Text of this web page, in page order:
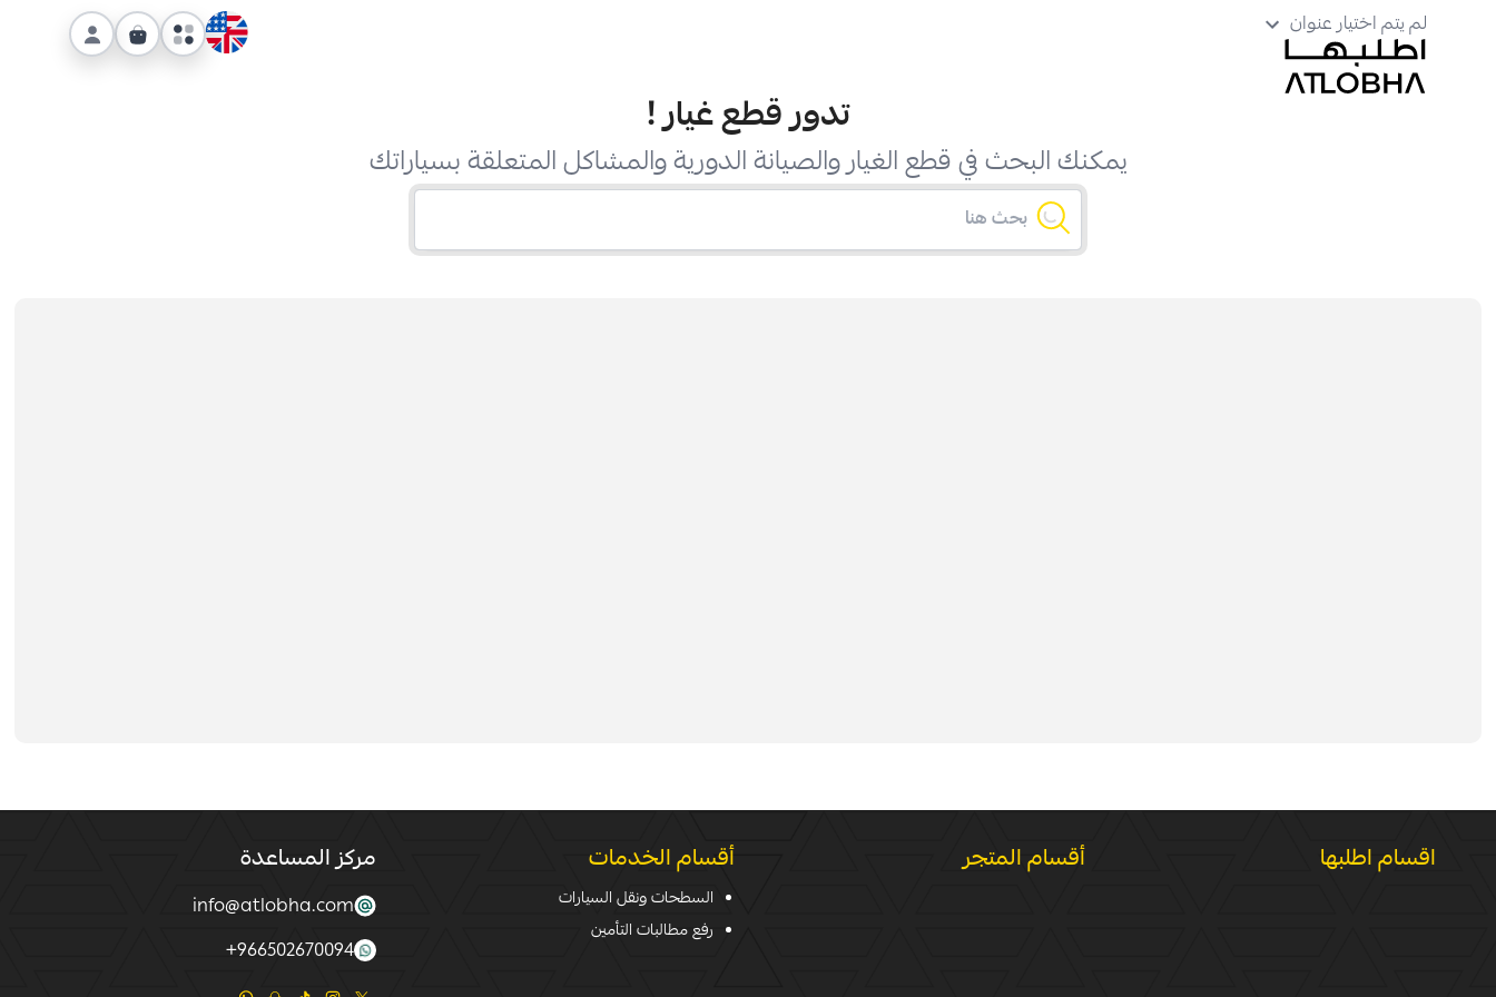
لم يتم اختيار عنوان
تدور قطع غيار!
يمكنك البحث في قطع الغيار والصيانة الدورية والمشاكل المتعلقة بسياراتك
اقسام اطلبها أقسام المتجر أقسام الخدمات
السطحات ونقل السيارات
رفع مطالبات التأمين
مركز المساعدة
info@atlobha.com
966502670094
+